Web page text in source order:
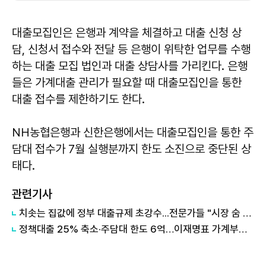
대출모집인은 은행과 계약을 체결하고 대출 신청 상
담, 신청서 접수와 전달 등 은행이 위탁한 업무를 수행
하는 대출 모집 법인과 대출 상담사를 가리킨다. 은행
들은 가계대출 관리가 필요할 때 대출모집인을 통한
대출 접수를 제한하기도 한다.
NH농협은행과 신한은행에서는 대출모집인을 통한 주
담대 접수가 7월 실행분까지 한도 소진으로 중단된 상
태다.
관련기사
치솟는 집값에 정부 대출규제 초강수...전문가들 "시장 숨 고르기 불가피"
정책대출 25% 축소·주담대 한도 6억…이재명표 가계부채 정책